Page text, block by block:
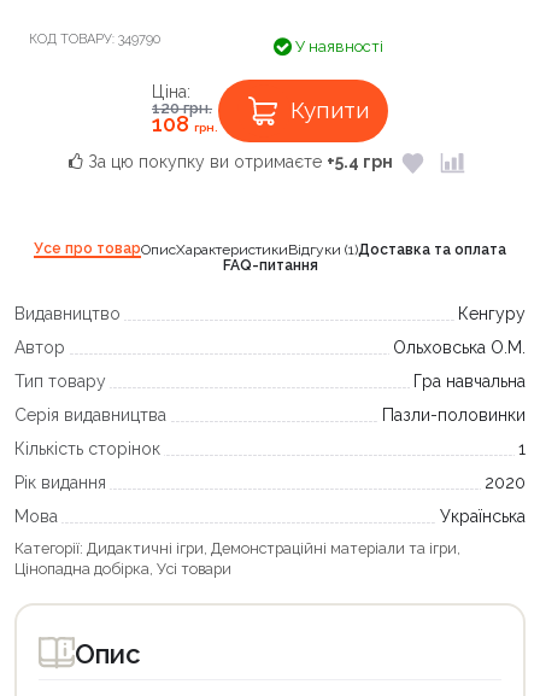
КОД ТОВАРУ: 349790 У наявності
Ціна:
120грн.
108грн.
Купити
За цю покупку ви отримаєте +5.4 грн
Усе про товарОписХарактеристикиВідгуки (1)Доставка та оплата
FAQ-питання
Видавництво
Кенгуру
Автор
Ольховська О.М.
Тип товару
Гра навчальна
Серія видавництва
Пазли-половинки
Кількість сторінок
1
Рік видання
2020
Мова
Українська
Категорії: Дидактичні ігри Демонстраційні матеріали та ігри
Цінопадна добірка Усі товари
Опис